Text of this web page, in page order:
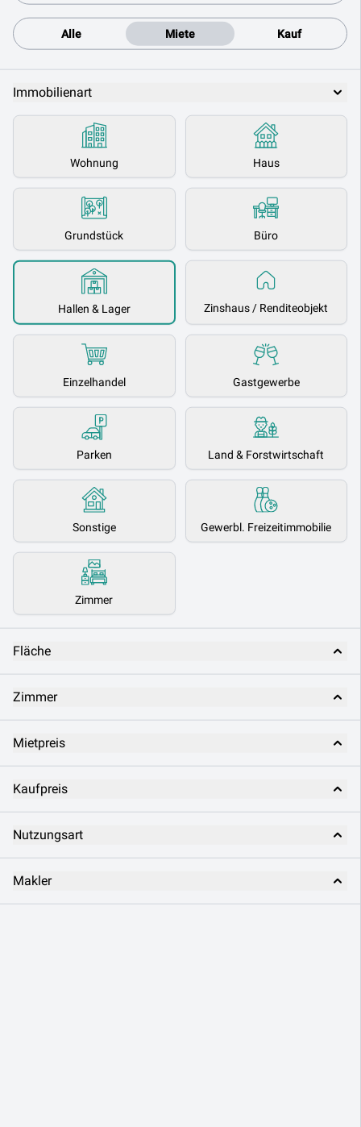
Alle Miete Kauf
Immobilienart
Wohnung Haus
Grundstück Büro
Hallen & Lager Zinshaus / Renditeobjekt
Einzelhandel Gastgewerbe
Parken Land & Forstwirtschaft
Sonstige Gewerbl. Freizeitimmobilie
Zimmer
Fläche
Zimmer
Mietpreis
Kaufpreis
Nutzungsart
Makler